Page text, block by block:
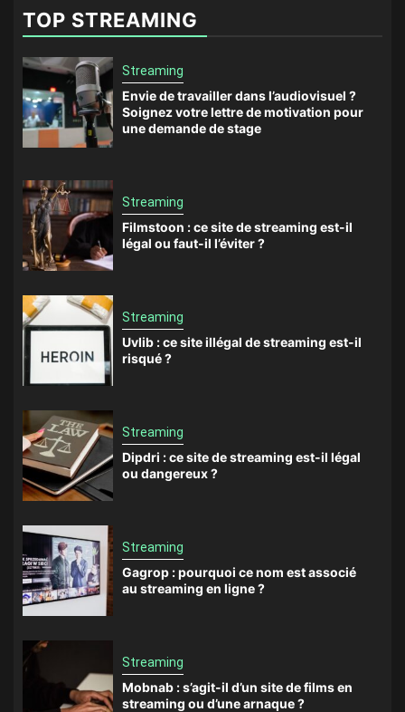
TOP STREAMING
Streaming
Envie de travailler dans l’audiovisuel ?
Soignez votre lettre de motivation pour
une demande de stage
Streaming
Filmstoon : ce site de streaming est-il
légal ou faut-il l’éviter ?
Streaming
Uvlib : ce site illégal de streaming est-il
risqué ?
Streaming
Dipdri : ce site de streaming est-il légal
ou dangereux ?
Streaming
Gagrop : pourquoi ce nom est associé
au streaming en ligne ?
Streaming
Mobnab : s’agit-il d’un site de films en
streaming ou d’une arnaque ?